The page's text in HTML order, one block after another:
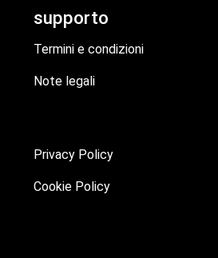
supporto
Termini e condizioni
Note legali
Privacy Policy
Cookie Policy